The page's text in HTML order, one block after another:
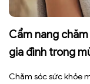
Cẩm nang
gia đình trong
Chăm sóc sức khỏe